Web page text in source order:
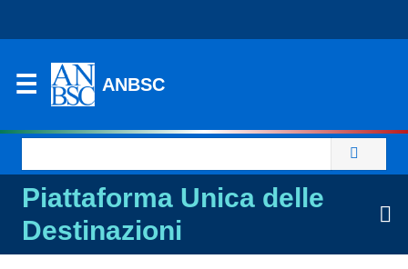
ANBSC
per:
Piattaforma Unica delle
Destinazioni